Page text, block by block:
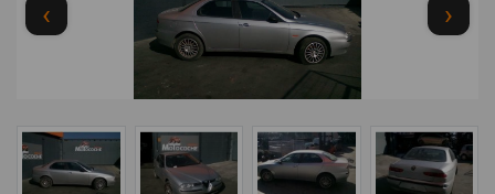
‹ ›